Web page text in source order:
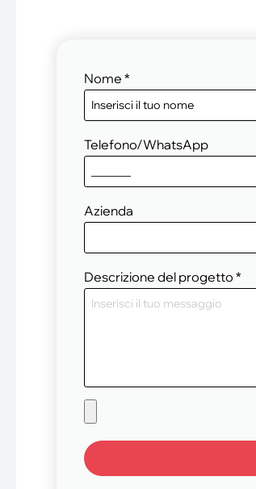
Nome *
Telefono/WhatsApp
Azienda
Descrizione del progetto *